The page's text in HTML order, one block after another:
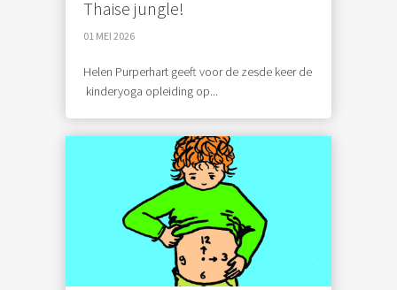
Thaise jungle!
01 MEI 2026
Helen Purperhart geeft voor de zesde keer de
kinderyoga opleiding op...